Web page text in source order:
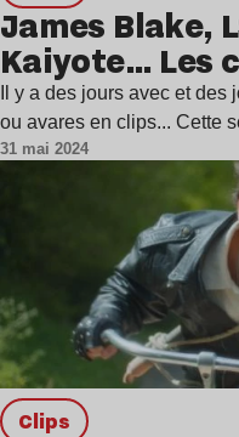
James Blake,
Kaiyote… Les
Il y a des jours avec et
ou avares en clips... Cette
31 mai 2024
clips